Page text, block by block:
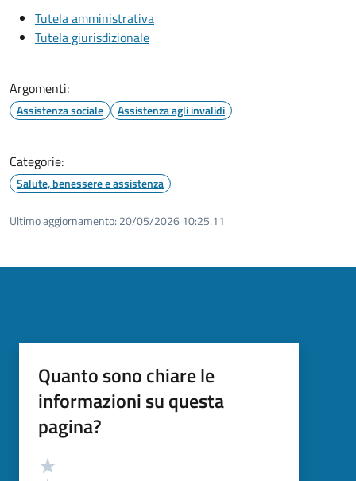
Tutela amministrativa
Tutela giurisdizionale
Argomenti:
Assistenza sociale Assistenza agli invalidi
Categorie:
Salute, benessere e assistenza
Ultimo aggiornamento: 20/05/2026 10:25.11
Quanto sono chiare le
informazioni su questa
pagina?
Valutazione